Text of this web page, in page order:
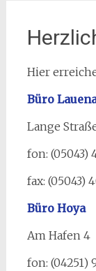
Hier
Büro
Lange
fon: (05043)
fax: (05043)
Büro Hoya
Am Hafen 4
fon: (04251)